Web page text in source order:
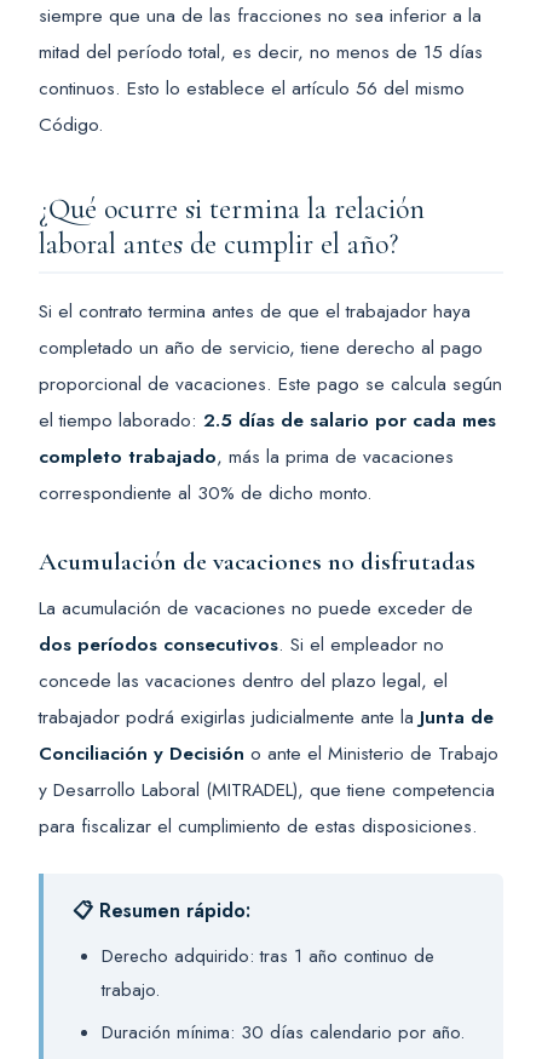
siempre que una de las fracciones no sea inferior a la
mitad del período total, es decir, no menos de 15 días
continuos. Esto lo establece el artículo 56 del mismo
Código.
¿Qué ocurre si termina la relación
laboral antes de cumplir el año?
Si el contrato termina antes de que el trabajador haya
completado un año de servicio, tiene derecho al pago
proporcional de vacaciones. Este pago se calcula según
el tiempo laborado: 2.5 días de salario por cada mes
completo trabajado, más la prima de vacaciones
correspondiente al 30% de dicho monto.
Acumulación de vacaciones no disfrutadas
La acumulación de vacaciones no puede exceder de
dos períodos consecutivos. Si el empleador no
concede las vacaciones dentro del plazo legal, el
trabajador podrá exigirlas judicialmente ante la Junta de
Conciliación y Decisión o ante el Ministerio de Trabajo
y Desarrollo Laboral (MITRADEL), que tiene competencia
para fiscalizar el cumplimiento de estas disposiciones.
📋 Resumen rápido:
Derecho adquirido: tras 1 año continuo de
trabajo.
Duración mínima: 30 días calendario por año.